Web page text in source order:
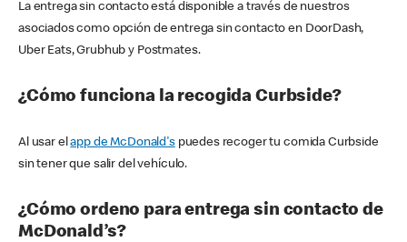
La entrega sin contacto está disponible a través de nuestros
asociados como opción de entrega sin contacto en DoorDash,
Uber Eats, Grubhub y Postmates.
¿Cómo funciona la recogida Curbside?
Al usar elapp de McDonald'spuedes recoger tu comida Curbside
sin tener que salir del vehículo.
¿Cómo ordeno para entrega sin contacto de
McDonald’s?